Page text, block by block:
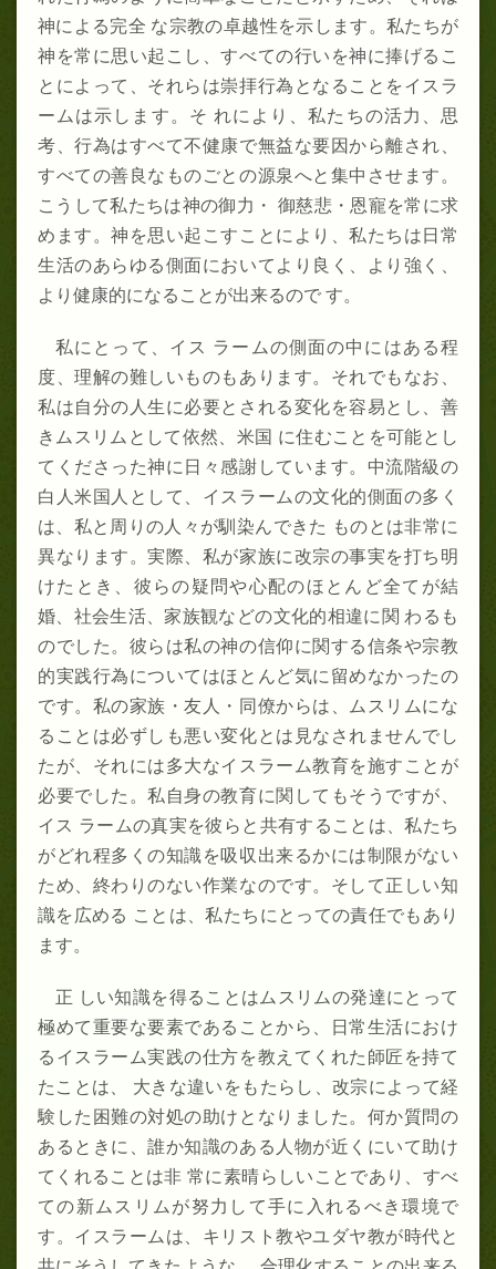
神による完全 な宗教の卓越性を示します。私たちが
神を常に思い起こし、すべての行いを神に捧げるこ
とによって、それらは崇拝行為となることをイスラ
ームは示します。そ れにより、私たちの活力、思
考、行為はすべて不健康で無益な要因から離され、
すべての善良なものごとの源泉へと集中させます。
こうして私たちは神の御力・ 御慈悲・恩寵を常に求
めます。神を思い起こすことにより、私たちは日常
生活のあらゆる側面においてより良く、より強く、
より健康的になることが出来るので す。
私にとって、イス ラームの側面の中にはある程
度、理解の難しいものもあります。それでもなお、
私は自分の人生に必要とされる変化を容易とし、善
きムスリムとして依然、米国 に住むことを可能とし
てくださった神に日々感謝しています。中流階級の
白人米国人として、イスラームの文化的側面の多く
は、私と周りの人々が馴染んできた ものとは非常に
異なります。実際、私が家族に改宗の事実を打ち明
けたとき、彼らの疑問や心配のほとんど全てが結
婚、社会生活、家族観などの文化的相違に関 わるも
のでした。彼らは私の神の信仰に関する信条や宗教
的実践行為についてはほとんど気に留めなかったの
です。私の家族・友人・同僚からは、ムスリムにな
ることは必ずしも悪い変化とは見なされませんでし
たが、それには多大なイスラーム教育を施すことが
必要でした。私自身の教育に関してもそうですが、
イス ラームの真実を彼らと共有することは、私たち
がどれ程多くの知識を吸収出来るかには制限がない
ため、終わりのない作業なのです。そして正しい知
識を広める ことは、私たちにとっての責任でもあり
ます。
正 しい知識を得ることはムスリムの発達にとって
極めて重要な要素であることから、日常生活におけ
るイスラーム実践の仕方を教えてくれた師匠を持て
たことは、 大きな違いをもたらし、改宗によって経
験した困難の対処の助けとなりました。何か質問の
あるときに、誰か知識のある人物が近くにいて助け
てくれることは非 常に素晴らしいことであり、すべ
ての新ムスリムが努力して手に入れるべき環境で
す。イスラームは、キリスト教やユダヤ教が時代と